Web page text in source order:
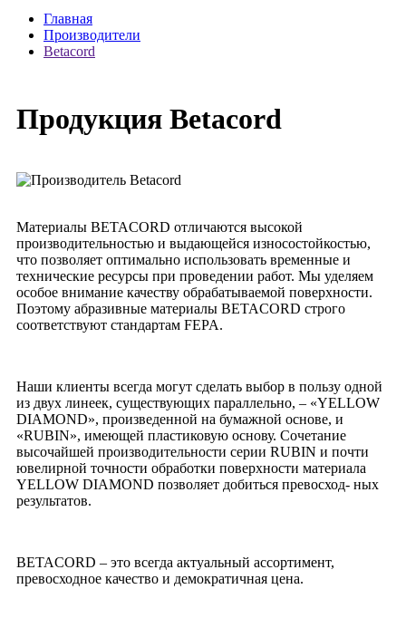
Главная
Производители
Betacord
Продукция Betacord
Материалы BETACORD отличаются высокой
производительностью и выдающейся износостойкостью,
что позволяет оптимально использовать временные и
технические ресурсы при проведении работ. Мы уделяем
особое внимание качеству обрабатываемой поверхности.
Поэтому абразивные материалы BETACORD строго
соответствуют стандартам FEPA.
Наши клиенты всегда могут сделать выбор в пользу одной
из двух линеек, существующих параллельно, – «YELLOW
DIAMOND», произведенной на бумажной основе, и
«RUBIN», имеющей пластиковую основу. Сочетание
высочайшей производительности серии RUBIN и почти
ювелирной точности обработки поверхности материала
YELLOW DIAMOND позволяет добиться превосход- ных
результатов.
BETACORD – это всегда актуальный ассортимент,
превосходное качество и демократичная цена.